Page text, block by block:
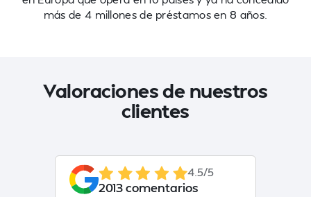
más de 4 millones de préstamos en 8 años.
Valoraciones de nuestros
clientes
4.5/5
2013 comentarios